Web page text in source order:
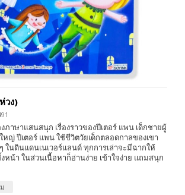
วง)
าษาแสนสนุก เรื่องราวของปีเตอร์ แพน เด็กชายผู้
หญ่ ปีเตอร์ แพน ใช้ชีวิตวัยเด็กตลอดกาลของเขา
ในดินแดนเนเวอร์แลนด์ ทุกการเล่าจะมีฉากให้
หน้า ในส่วนเนื้อหาก็อ่านง่าย เข้าใจง่าย แถมสนุก